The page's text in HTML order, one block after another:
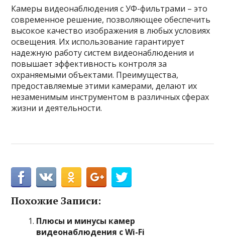
Камеры видеонаблюдения с УФ-фильтрами – это
современное решение, позволяющее обеспечить
высокое качество изображения в любых условиях
освещения. Их использование гарантирует
надежную работу систем видеонаблюдения и
повышает эффективность контроля за
охраняемыми объектами. Преимущества,
предоставляемые этими камерами, делают их
незаменимым инструментом в различных сферах
жизни и деятельности.
Похожие Записи:
Плюсы и минусы камер
видеонаблюдения с Wi-Fi